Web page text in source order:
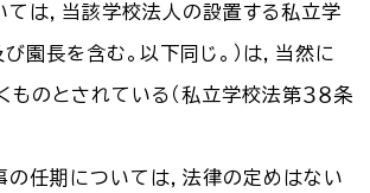
は，当該学校法人の設置する私立学
園長を含む。以下同じ。）は，当然に
ものとされている（私立学校法第３８条
任期については，法律の定めはない